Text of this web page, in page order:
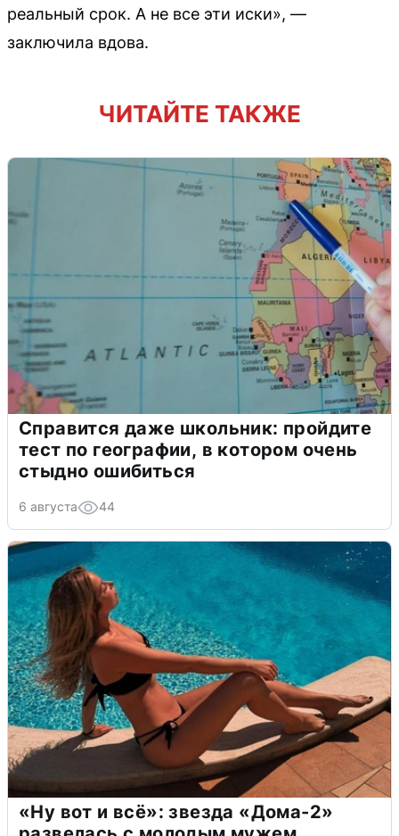
реальный срок. А не все эти иски», —
заключила вдова.
ЧИТАЙТЕ ТАКЖЕ
Справится даже школьник: пройдите
тест по географии, в котором очень
стыдно ошибиться
6 августа 44
«Ну вот и всё»: звезда «Дома-2»